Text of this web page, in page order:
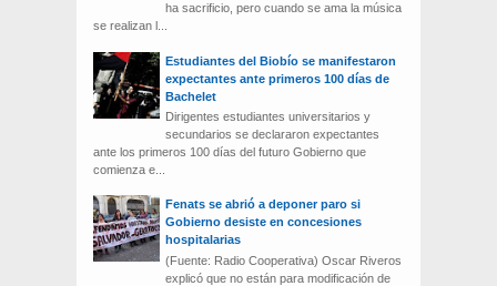
ha sacrificio, pero cuando se ama la música
se realizan l...
Estudiantes del Biobío se manifestaron
expectantes ante primeros 100 días de
Bachelet
Dirigentes estudiantes universitarios y
secundarios se declararon expectantes
ante los primeros 100 días del futuro Gobierno que
comienza e...
Fenats se abrió a deponer paro si
Gobierno desiste en concesiones
hospitalarias
(Fuente: Radio Cooperativa) Oscar Riveros
explicó que no están para modificación de